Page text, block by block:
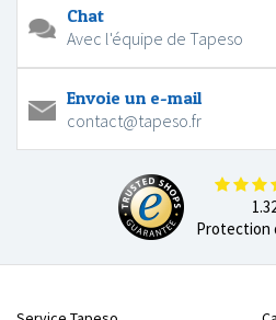
Chat
Avec l'équipe de Tapeso
Envoie un e-mail
contact@tapeso.fr
Protection